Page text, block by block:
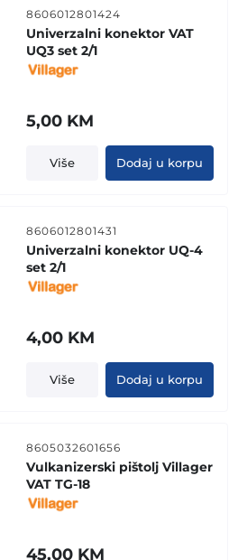
8606012801424
Univerzalni konektor VAT
UQ3 set 2/1
5,00 KM
Više Dodaj u korpu
8606012801431
Univerzalni konektor UQ-4
set 2/1
4,00 KM
Više Dodaj u korpu
8605032601656
Vulkanizerski pištolj Villager
VAT TG-18
45,00 KM